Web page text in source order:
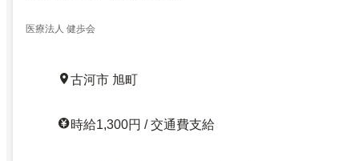
医療法人 健歩会
古河市 旭町
時給1,300円 / 交通費支給